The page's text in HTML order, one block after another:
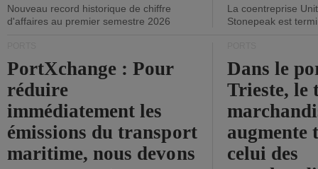
Nouveau record historique de chiffre
d'affaires au premier semestre 2026
La coentreprise
Stonepeak est
PortXchange : Pour
réduire
immédiatement les
émissions du transport
maritime, nous devons
Dans le
Trieste, le
augmente
celui des